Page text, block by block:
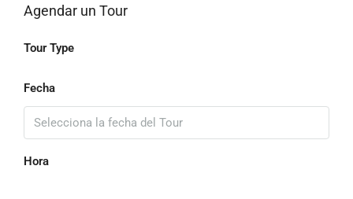
Agendar un Tour
Tour Type
Fecha
Hora